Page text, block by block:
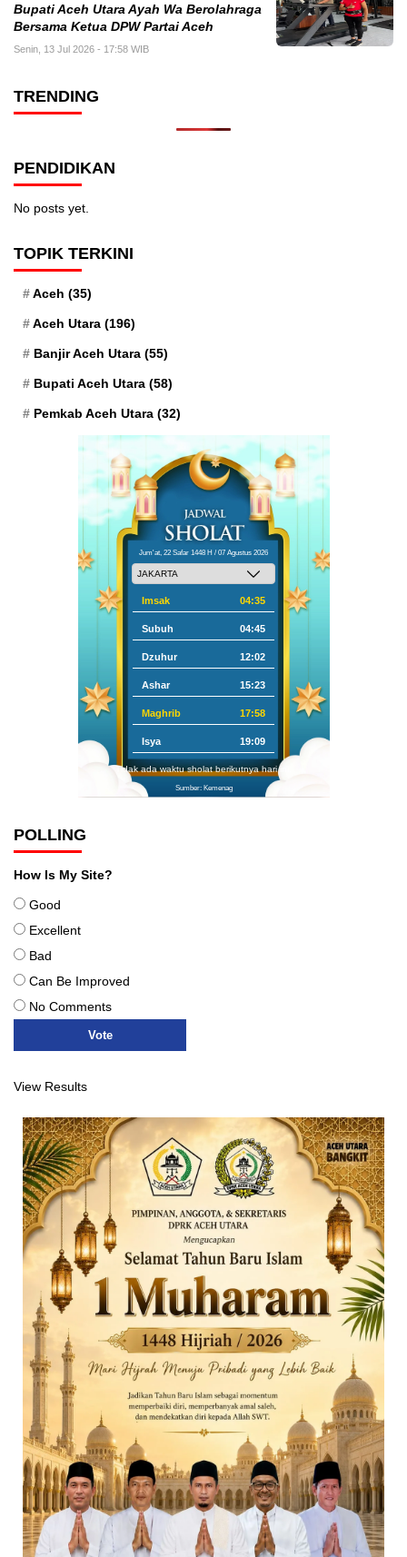
Bupati Aceh Utara Ayah Wa Berolahraga
Bersama Ketua DPW Partai Aceh
Senin, 13 Jul 2026 - 17:58 WIB
TRENDING
PENDIDIKAN
No posts yet.
TOPIK TERKINI
Aceh (35)
Aceh Utara (196)
Banjir Aceh Utara (55)
Bupati Aceh Utara (58)
Pemkab Aceh Utara (32)
Jum'at, 22 Safar 1448 H / 07 Agustus 2026
Imsak 04:35
Subuh 04:45
Dzuhur 12:02
Ashar 15:23
Maghrib 17:58
Isya 19:09
Tidak ada waktu sholat berikutnya hari ini.
Sumber: Kemenag
POLLING
How Is My Site?
Good
Excellent
Bad
Can Be Improved
No Comments
View Results